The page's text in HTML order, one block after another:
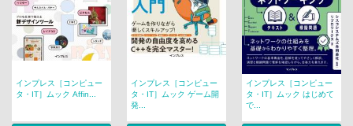
インプレス［コンピュー
タ・IT］ムック Affin...
インプレス［コンピュー
タ・IT］ムック ゲーム開
発...
インプレス［コンピュー
タ・IT］ムック はじめて
で...